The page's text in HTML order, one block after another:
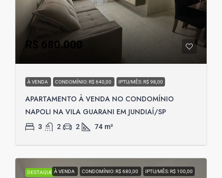
R$ 680.000
À VENDA CONDOMÍNIO: R$ 640,00 IPTU/MÊS: R$ 98,00
APARTAMENTO À VENDA NO CONDOMÍNIO
NAPOLI NA VILA GUARANI EM JUNDIAÍ/SP
3 2 2 74 m²
DESTAQUE À VENDA CONDOMÍNIO: R$ 680,00 IPTU/MÊS: R$ 100,00